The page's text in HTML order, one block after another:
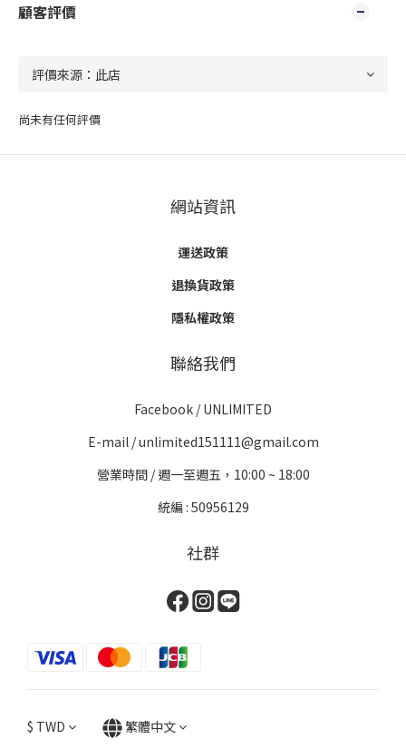
顧客評價
尚未有任何評價
網站資訊
運送政策
退換貨政策
隱私權政策
聯絡我們
Facebook /UNLIMITED
E-mail / unlimited151111@gmail.com
營業時間 / 週一至週五，10:00 ~ 18:00
統編 : 50956129
社群
$ TWD 繁體中文